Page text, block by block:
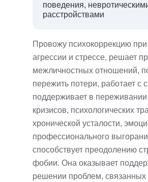
поведения,
расстройствами
Провожу психокоррекцию при
агрессии и стрессе, решает
межличностных отношений,
пережить потери, работает с
поддерживает в
кризисов, психологических
хронической усталости,
профессионального
способствует преодолению
фобии. Она оказывает
решении проблем, связанных